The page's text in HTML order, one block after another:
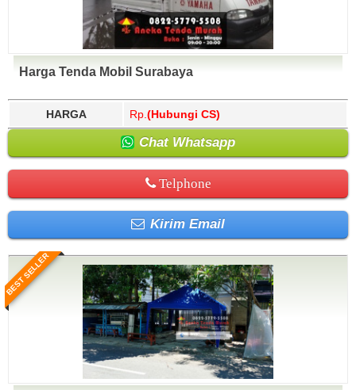
Harga Tenda Mobil Surabaya
HARGA Rp. (Hubungi CS)
Chat Whatsapp
Telphone
Kirim Email
BEST SELLER